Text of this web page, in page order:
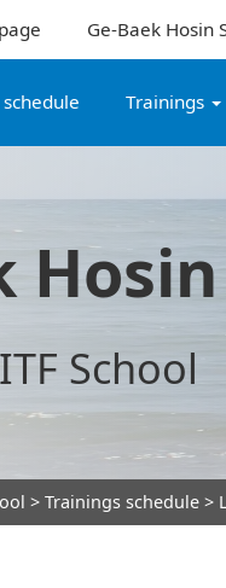
Ge-Baek Hosin
Trainings
School
> Trainings schedule >